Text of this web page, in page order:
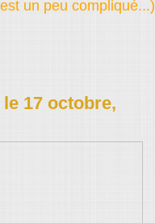
un peu compliqué...)
17 octobre,